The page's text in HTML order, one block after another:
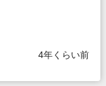
4年くらい前